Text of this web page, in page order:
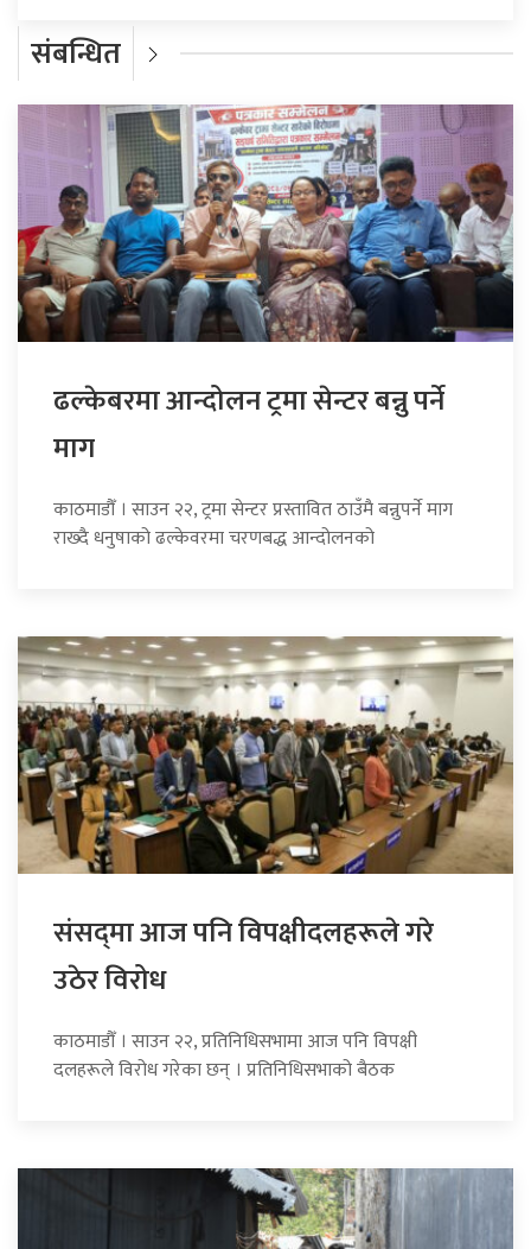
संबन्धित
ढल्केबरमा आन्दोलन ट्रमा सेन्टर बन्नु पर्ने
माग
काठमाडौँ । साउन २२, ट्रमा सेन्टर प्रस्तावित ठाउँमै बन्नुपर्ने माग
राख्दै धनुषाको ढल्केवरमा चरणबद्ध आन्दोलनको
संसद्‍मा आज पनि विपक्षीदलहरूले गरे
उठेर विरोध
काठमाडौँ । साउन २२, प्रतिनिधिसभामा आज पनि विपक्षी
दलहरूले विरोध गरेका छन् । प्रतिनिधिसभाको बैठक